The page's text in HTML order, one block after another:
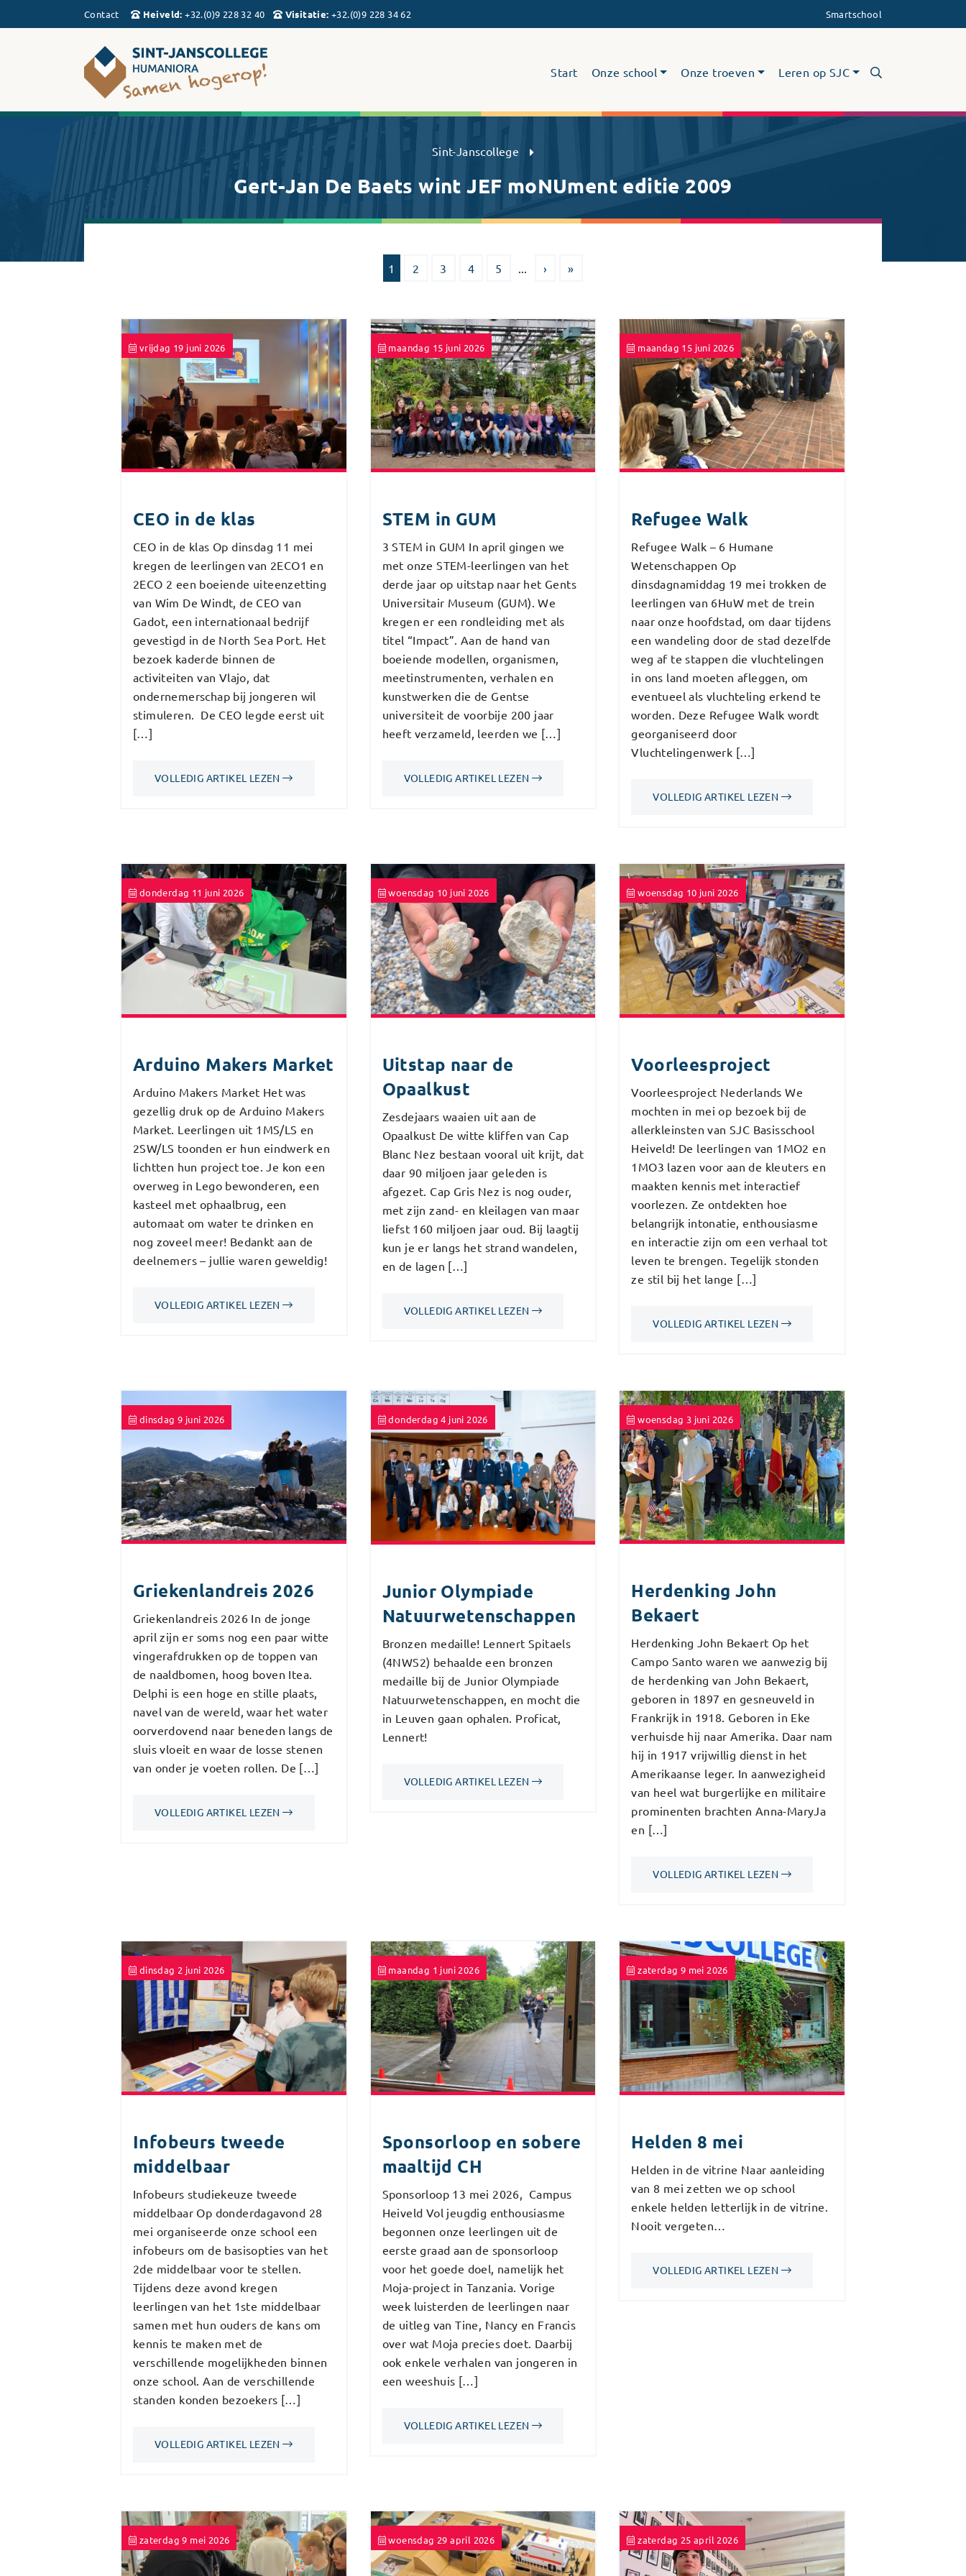
Contact Heiveld: +32.(0)9 228 32 40 Visitatie: +32.(0)9 228 34 62 Smartschool
Start Onze school Onze troeven Leren op SJC
Sint-Janscollege
Gert-Jan De Baets wint JEF moNUment editie 2009
1 2 3 4 5 › »
vrijdag 19 juni 2026
CEO in de klas
CEO in de klas Op dinsdag 11 mei
kregen de leerlingen van 2ECO1 en
2ECO 2 een boeiende uiteenzetting
van Wim De Windt, de CEO van
Gadot, een internationaal bedrijf
gevestigd in de North Sea Port. Het
bezoek kaderde binnen de
activiteiten van Vlajo, dat
ondernemerschap bij jongeren wil
stimuleren. De CEO legde eerst uit
[…]
VOLLEDIG ARTIKEL LEZEN
maandag 15 juni 2026
STEM in GUM
3 STEM in GUM In april gingen we
met onze STEM-leerlingen van het
derde jaar op uitstap naar het Gents
Universitair Museum (GUM). We
kregen er een rondleiding met als
titel “Impact”. Aan de hand van
boeiende modellen, organismen,
meetinstrumenten, verhalen en
kunstwerken die de Gentse
universiteit de voorbije 200 jaar
heeft verzameld, leerden we […]
VOLLEDIG ARTIKEL LEZEN
maandag 15 juni 2026
Refugee Walk
Refugee Walk – 6 Humane
Wetenschappen Op
dinsdagnamiddag 19 mei trokken de
leerlingen van 6HuW met de trein
naar onze hoofdstad, om daar tijdens
een wandeling door de stad dezelfde
weg af te stappen die vluchtelingen
in ons land moeten afleggen, om
eventueel als vluchteling erkend te
worden. Deze Refugee Walk wordt
georganiseerd door
Vluchtelingenwerk […]
VOLLEDIG ARTIKEL LEZEN
donderdag 11 juni 2026
Arduino Makers Market
Arduino Makers Market Het was
gezellig druk op de Arduino Makers
Market. Leerlingen uit 1MS/LS en
2SW/LS toonden er hun eindwerk en
lichtten hun project toe. Je kon een
overweg in Lego bewonderen, een
kasteel met ophaalbrug, een
automaat om water te drinken en
nog zoveel meer! Bedankt aan de
deelnemers – jullie waren geweldig!
VOLLEDIG ARTIKEL LEZEN
woensdag 10 juni 2026
Uitstap naar de
Opaalkust
Zesdejaars waaien uit aan de
Opaalkust De witte kliffen van Cap
Blanc Nez bestaan vooral uit krijt, dat
daar 90 miljoen jaar geleden is
afgezet. Cap Gris Nez is nog ouder,
met zijn zand- en kleilagen van maar
liefst 160 miljoen jaar oud. Bij laagtij
kun je er langs het strand wandelen,
en de lagen […]
VOLLEDIG ARTIKEL LEZEN
woensdag 10 juni 2026
Voorleesproject
Voorleesproject Nederlands We
mochten in mei op bezoek bij de
allerkleinsten van SJC Basisschool
Heiveld! De leerlingen van 1MO2 en
1MO3 lazen voor aan de kleuters en
maakten kennis met interactief
voorlezen. Ze ontdekten hoe
belangrijk intonatie, enthousiasme
en interactie zijn om een verhaal tot
leven te brengen. Tegelijk stonden
ze stil bij het lange […]
VOLLEDIG ARTIKEL LEZEN
dinsdag 9 juni 2026
Griekenlandreis 2026
Griekenlandreis 2026 In de jonge
april zijn er soms nog een paar witte
vingerafdrukken op de toppen van
de naaldbomen, hoog boven Itea.
Delphi is een hoge en stille plaats,
navel van de wereld, waar het water
oorverdovend naar beneden langs de
sluis vloeit en waar de losse stenen
van onder je voeten rollen. De […]
VOLLEDIG ARTIKEL LEZEN
donderdag 4 juni 2026
Junior Olympiade
Natuurwetenschappen
Bronzen medaille! Lennert Spitaels
(4NWS2) behaalde een bronzen
medaille bij de Junior Olympiade
Natuurwetenschappen, en mocht die
in Leuven gaan ophalen. Proficat,
Lennert!
VOLLEDIG ARTIKEL LEZEN
woensdag 3 juni 2026
Herdenking John
Bekaert
Herdenking John Bekaert Op het
Campo Santo waren we aanwezig bij
de herdenking van John Bekaert,
geboren in 1897 en gesneuveld in
Frankrijk in 1918. Geboren in Eke
verhuisde hij naar Amerika. Daar nam
hij in 1917 vrijwillig dienst in het
Amerikaanse leger. In aanwezigheid
van heel wat burgerlijke en militaire
prominenten brachten Anna-MaryJa
en […]
VOLLEDIG ARTIKEL LEZEN
dinsdag 2 juni 2026
Infobeurs tweede
middelbaar
Infobeurs studiekeuze tweede
middelbaar Op donderdagavond 28
mei organiseerde onze school een
infobeurs om de basisopties van het
2de middelbaar voor te stellen.
Tijdens deze avond kregen
leerlingen van het 1ste middelbaar
samen met hun ouders de kans om
kennis te maken met de
verschillende mogelijkheden binnen
onze school. Aan de verschillende
standen konden bezoekers […]
VOLLEDIG ARTIKEL LEZEN
maandag 1 juni 2026
Sponsorloop en sobere
maaltijd CH
Sponsorloop 13 mei 2026, Campus
Heiveld Vol jeugdig enthousiasme
begonnen onze leerlingen uit de
eerste graad aan de sponsorloop
voor het goede doel, namelijk het
Moja-project in Tanzania. Vorige
week luisterden de leerlingen naar
de uitleg van Tine, Nancy en Francis
over wat Moja precies doet. Daarbij
ook enkele verhalen van jongeren in
een weeshuis […]
VOLLEDIG ARTIKEL LEZEN
zaterdag 9 mei 2026
Helden 8 mei
Helden in de vitrine Naar aanleiding
van 8 mei zetten we op school
enkele helden letterlijk in de vitrine.
Nooit vergeten…
VOLLEDIG ARTIKEL LEZEN
zaterdag 9 mei 2026 woensdag 29 april 2026 zaterdag 25 april 2026